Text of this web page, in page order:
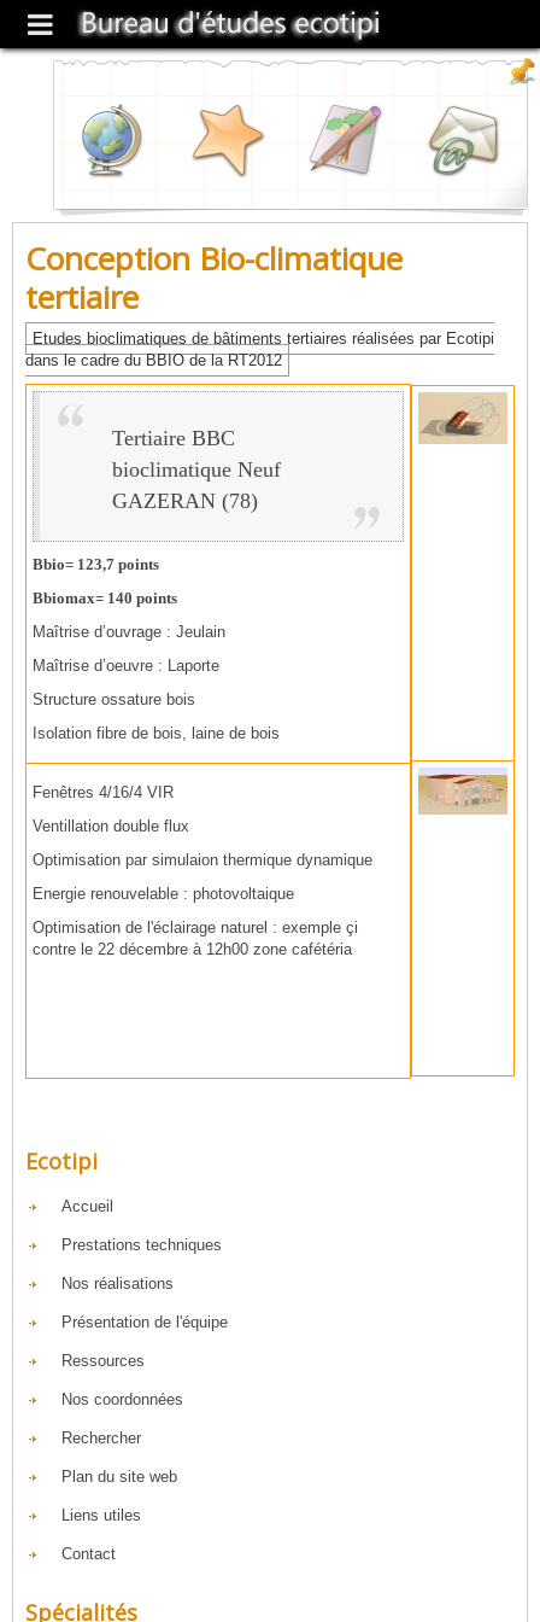
Conception Bio-climatique
tertiaire
Etudes bioclimatiques de bâtiments tertiaires réalisées par Ecotipi
dans le cadre du BBIO de la RT2012
Tertiaire BBC
bioclimatique Neuf
GAZERAN (78)
Bbio= 123,7 points
Bbiomax= 140 points
Maîtrise d’ouvrage : Jeulain
Maîtrise d’oeuvre : Laporte
Structure ossature bois
Isolation fibre de bois, laine de bois
Fenêtres 4/16/4 VIR
Ventillation double flux
Optimisation par simulaion thermique dynamique
Energie renouvelable : photovoltaique
Optimisation de l'éclairage naturel : exemple çi
contre le 22 décembre à 12h00 zone cafétéria
Ecotipi
Accueil
Prestations techniques
Nos réalisations
Présentation de l'équipe
Ressources
Nos coordonnées
Rechercher
Plan du site web
Liens utiles
Contact
Spécialités